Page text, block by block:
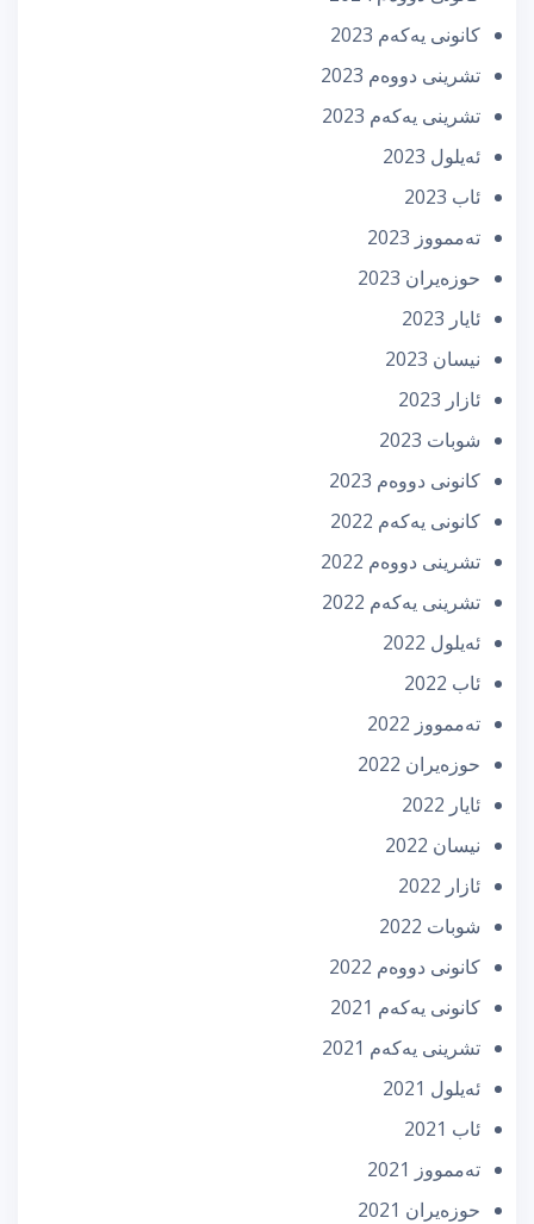
كانونی یه‌كه‌م 2023
تشرینی دووه‌م 2023
تشرینی یه‌كه‌م 2023
ئه‌یلول 2023
ئاب 2023
تەممووز 2023
حوزه‌یران 2023
ئایار 2023
نیسان 2023
ئازار 2023
شوبات 2023
كانونی دووه‌م 2023
كانونی یه‌كه‌م 2022
تشرینی دووه‌م 2022
تشرینی یه‌كه‌م 2022
ئه‌یلول 2022
ئاب 2022
تەممووز 2022
حوزه‌یران 2022
ئایار 2022
نیسان 2022
ئازار 2022
شوبات 2022
كانونی دووه‌م 2022
كانونی یه‌كه‌م 2021
تشرینی یه‌كه‌م 2021
ئه‌یلول 2021
ئاب 2021
تەممووز 2021
حوزه‌یران 2021